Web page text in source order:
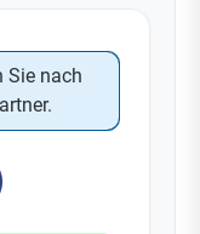
Sie nach